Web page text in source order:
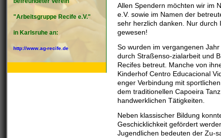
"Arbeitsgruppe Recife e.V."
in Karlsruhe an:
http://www.ag-recife.de
Allen Spendern möchten wir im
e.V. sowie im Namen der
sehr herzlich danken. Nur durch
gewesen!
So wurden im vergangenen
durch Straßenso-zialarbeit und
Recifes betreut. Manche von
Kinderhof Centro Educacional
enger Verbindung mit
dem traditionellen Capoeira
handwerklichen Tätigkeiten.
Neben klassischer Bildung
Geschicklichkeit gefördert
Jugendlichen bedeuten der Zu-